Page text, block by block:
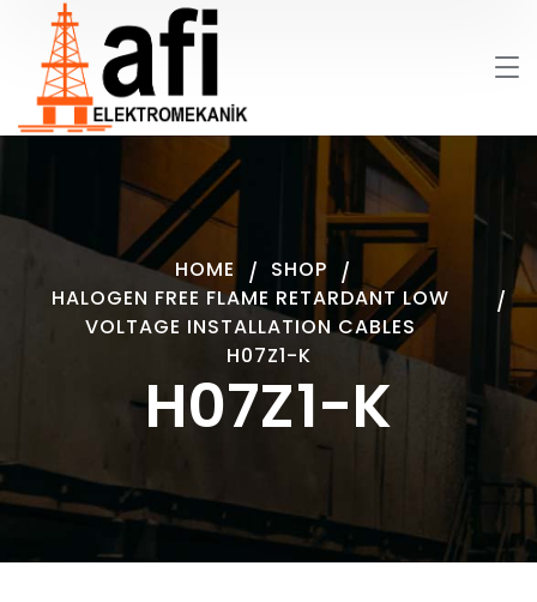
H07Z1-K
HOME
SHOP
HALOGEN FREE FLAME RETARDANT LOW
VOLTAGE INSTALLATION CABLES
H07Z1-K